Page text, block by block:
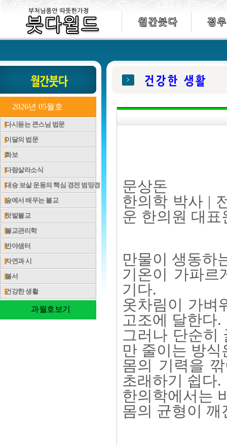
2026년 05월호
다시듣는 큰스님 법문
이달의 법문
화보
다람살라소식
대승 보살 운동의 핵심 경전 범망경
숲에서 배우는 불교
텃밭불교
불교관리학
반야샘터
자연과 시
불서
건강한 생활
과월호보기
문상돈
한의학 박사 |
운 한의원 대표
만물이 생동하
기온이 가파르
기다.
옷차림이 가벼
고조에 달한다.
그러나 단순히
만 줄이는 방식
몸의 기력을
초래하기 쉽다.
한의학에서는
몸의 균형이 깨